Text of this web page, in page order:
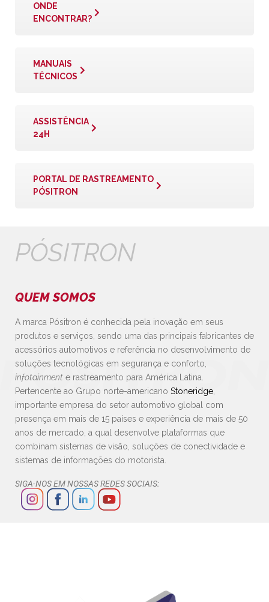
ONDE
ENCONTRAR?
MANUAIS
TÉCNICOS
ASSISTÊNCIA
24H
PORTAL DE RASTREAMENTO
PÓSITRON
PÓSITRON
QUEM SOMOS
A marca Pósitron é conhecida pela inovação em seus
produtos e serviços, sendo uma das principais fabricantes de
acessórios automotivos e referência no desenvolvimento de
soluções tecnológicas em segurança e conforto,
infotainment e rastreamento para América Latina.
Pertencente ao Grupo norte-americano Stoneridge
importante empresa do setor automotivo global com
presença em mais de 15 países e experiência de mais de 50
anos de mercado, a qual desenvolve plataformas que
combinam sistemas de visão, soluções de conectividade e
sistemas de informações do motorista.
SIGA-NOS EM NOSSAS REDES SOCIAIS: